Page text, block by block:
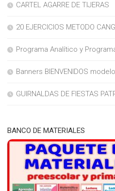
CARTEL AGARRE DE TIJERAS
20 EJERCICIOS METODO
Programa Analítico y
Banners BIENVENIDOS
GUIRNALDAS DE FIESTAS
BANCO DE MATERIALES